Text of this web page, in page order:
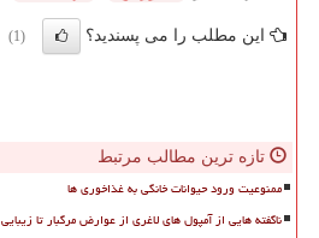
این مطلب را می پسندید؟ (1)
تازه ترین مطالب مرتبط
ممنوعیت ورود حیوانات خانگی به غذاخوری ها
ناگفته هایی از آمپول های لاغری از عوارض مرگبار تا زیبایی